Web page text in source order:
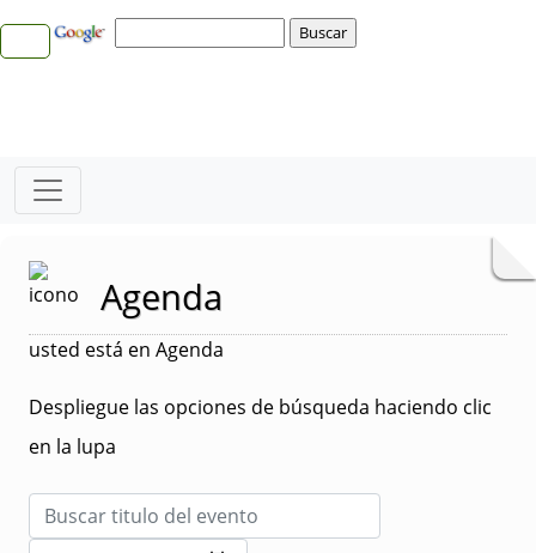
Agenda
usted está en Agenda
Despliegue las opciones de búsqueda haciendo clic
en la lupa